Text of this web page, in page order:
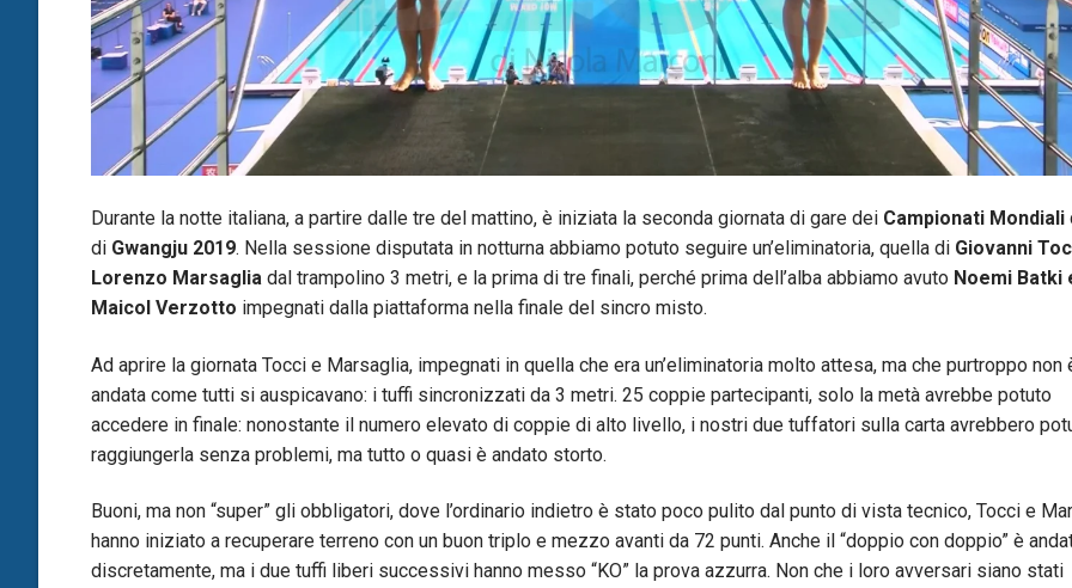
Durante la notte italiana, a partire dalle tre del mattino, è iniziata la seconda giornata di gare dei Campionati Mondiali
di Gwangju 2019. Nella sessione disputata in notturna abbiamo potuto seguire un’eliminatoria, quella di Giovanni
Lorenzo Marsaglia dal trampolino 3 metri, e la prima di tre finali, perché prima dell’alba abbiamo avuto Noemi Batki
Maicol Verzotto impegnati dalla piattaforma nella finale del sincro misto.
Ad aprire la giornata Tocci e Marsaglia, impegnati in quella che era un’eliminatoria molto attesa, ma che purtroppo non
andata come tutti si auspicavano: i tuffi sincronizzati da 3 metri. 25 coppie partecipanti, solo la metà avrebbe potuto
accedere in finale: nonostante il numero elevato di coppie di alto livello, i nostri due tuffatori sulla carta avrebbero
raggiungerla senza problemi, ma tutto o quasi è andato storto.
Buoni, ma non “super” gli obbligatori, dove l’ordinario indietro è stato poco pulito dal punto di vista tecnico, Tocci e
hanno iniziato a recuperare terreno con un buon triplo e mezzo avanti da 72 punti. Anche il “doppio con doppio” è
discretamente, ma i due tuffi liberi successivi hanno messo “KO” la prova azzurra. Non che i loro avversari siano stati